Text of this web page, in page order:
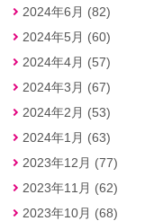
2024年6月 (82)
2024年5月 (60)
2024年4月 (57)
2024年3月 (67)
2024年2月 (53)
2024年1月 (63)
2023年12月 (77)
2023年11月 (62)
2023年10月 (68)